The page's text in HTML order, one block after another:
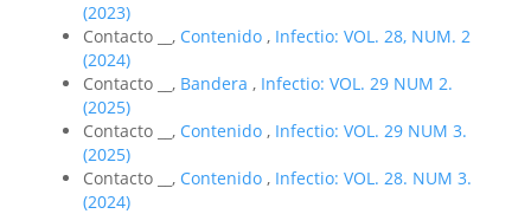
(2023)
Contacto __, Contenido , Infectio: VOL. 28, NUM. 2
(2024)
Contacto __, Bandera , Infectio: VOL. 29 NUM 2.
(2025)
Contacto __, Contenido , Infectio: VOL. 29 NUM 3.
(2025)
Contacto __, Contenido , Infectio: VOL. 28. NUM 3.
(2024)